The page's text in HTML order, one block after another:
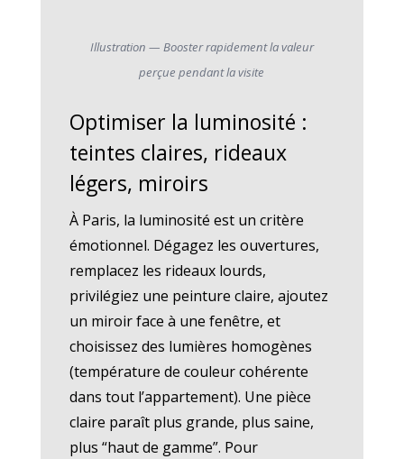
Illustration — Booster rapidement la valeur
perçue pendant la visite
Optimiser la luminosité :
teintes claires, rideaux
légers, miroirs
À Paris, la luminosité est un critère
émotionnel. Dégagez les ouvertures,
remplacez les rideaux lourds,
privilégiez une peinture claire, ajoutez
un miroir face à une fenêtre, et
choisissez des lumières homogènes
(température de couleur cohérente
dans tout l’appartement). Une pièce
claire paraît plus grande, plus saine,
plus “haut de gamme”. Pour